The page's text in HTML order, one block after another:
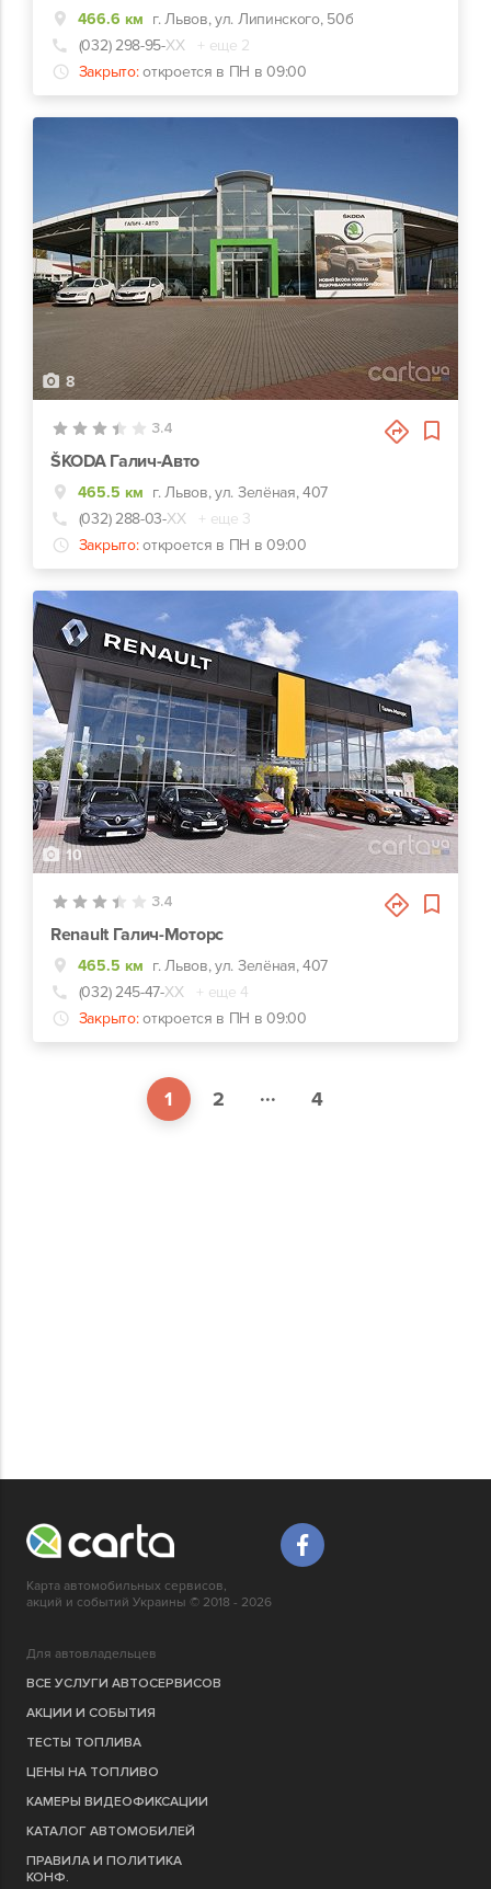
466.6 км г. Львов, ул. Липинского, 50б
(032) 298-95-ХХ
+ еще 2
Закрыто: откроется в ПН в 09:00
8
3.4
ŠKODA Галич-Авто
465.5 км г. Львов, ул. Зелёная, 407
(032) 288-03-ХХ
+ еще 3
Закрыто: откроется в ПН в 09:00
10
3.4
Renault Галич-Моторс
465.5 км г. Львов, ул. Зелёная, 407
(032) 245-47-ХХ
+ еще 4
Закрыто: откроется в ПН в 09:00
1 2 ... 4
Карта автомобильных сервисов,
акций и событий Украины © 2018 - 2026
Для автовладельцев
ВСЕ УСЛУГИ АВТОСЕРВИСОВ
АКЦИИ И СОБЫТИЯ
ТЕСТЫ ТОПЛИВА
ЦЕНЫ НА ТОПЛИВО
КАМЕРЫ ВИДЕОФИКСАЦИИ
КАТАЛОГ АВТОМОБИЛЕЙ
ПРАВИЛА И ПОЛИТИКА
КОНФ.